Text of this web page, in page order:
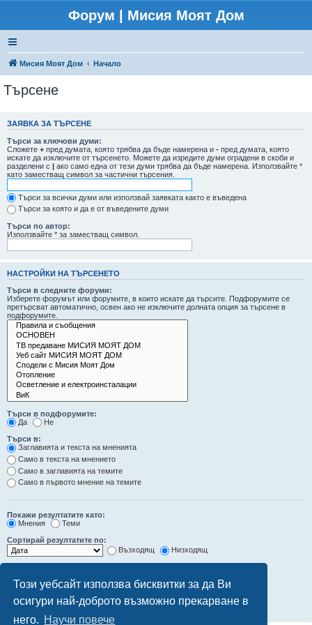
Този уебсайт използва бисквитки за да Ви
осигури най-доброто възможно прекарване в
него. Научи повече
Форум | Мисия Моят Дом
Мисия Моят Дом Начало
Търсене
ЗАЯВКА ЗА ТЪРСЕНЕ
Търси за ключови думи:
Сложете + пред думата, която трябва да бъде намерена и - пред думата, която
искате да изключите от търсенето. Можете да изредите думи оградени в скоби и
разделени с | ако само една от тези думи трябва да бъде намерена. Използвайте *
като заместващ символ за частични търсения.
Търси за всички думи или използвай заявката както е въведена
Търси за която и да е от въведените думи
Търси по автор:
Използвайте * за заместващ символ.
НАСТРОЙКИ НА ТЪРСЕНЕТО
Търси в следните форуми:
Изберете форумът или форумите, в които искате да търсите. Подфорумите се
претърсват автоматично, освен ако не изключите долната опция за търсене в
подфорумите.
Търси в подфорумите:
Да
Не
Търси в:
Заглавията и текста на мненията
Само в текста на мнението
Само в заглавията на темите
Само в първото мнение на темите
Покажи резултатите като:
Мнения
Теми
Сортирай резултатите по:
Възходящ
Низходящ
Покажи първите:
символа от мненията